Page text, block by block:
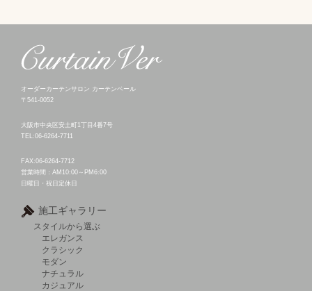
オーダーカーテンサロン カーテンベール
〒541-0052
大阪市中央区安土町1丁目4番7号
TEL:06-6264-7711
FAX:06-6264-7712
営業時間：AM10:00～PM6:00
日曜日・祝日定休日
施工ギャラリー
スタイルから選ぶ
エレガンス
クラシック
モダン
ナチュラル
カジュアル